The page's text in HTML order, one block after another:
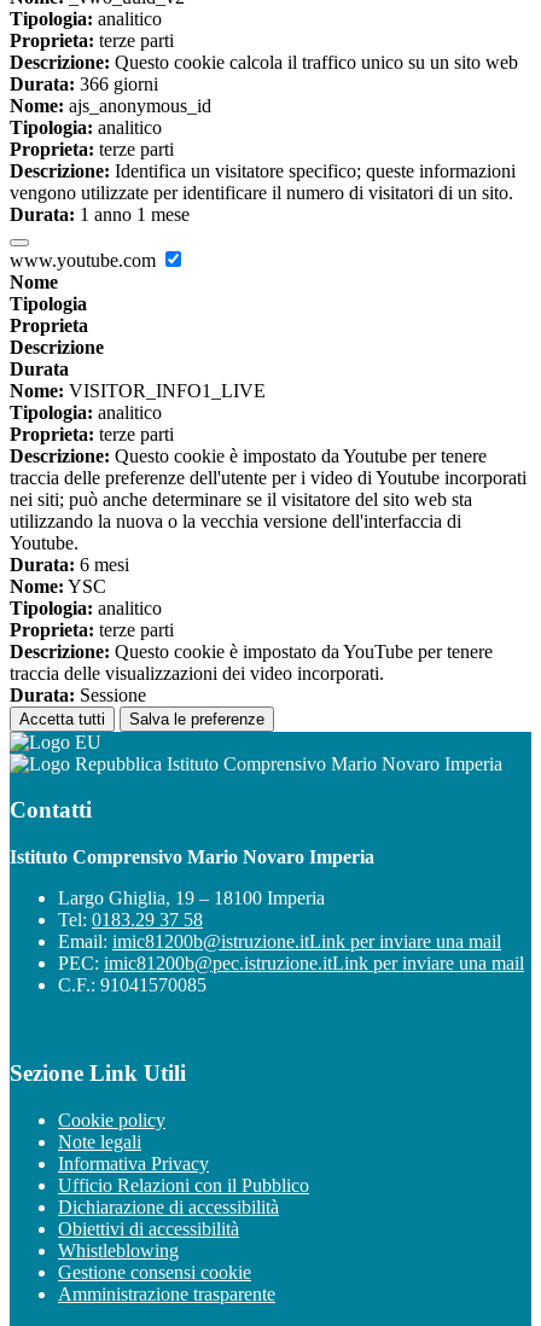
Tipologia: analitico
Proprieta: terze parti
Descrizione: Questo cookie calcola il traffico unico su un sito web
Durata: 366 giorni
Nome: ajs_anonymous_id
Tipologia: analitico
Proprieta: terze parti
Descrizione: Identifica un visitatore specifico; queste informazioni
vengono utilizzate per identificare il numero di visitatori di un sito.
Durata: 1 anno 1 mese
www.youtube.com
Nome
Tipologia
Proprieta
Descrizione
Durata
Nome: VISITOR_INFO1_LIVE
Tipologia: analitico
Proprieta: terze parti
Descrizione: Questo cookie è impostato da Youtube per tenere
traccia delle preferenze dell'utente per i video di Youtube incorporati
nei siti; può anche determinare se il visitatore del sito web sta
utilizzando la nuova o la vecchia versione dell'interfaccia di
Youtube.
Durata: 6 mesi
Nome: YSC
Tipologia: analitico
Proprieta: terze parti
Descrizione: Questo cookie è impostato da YouTube per tenere
traccia delle visualizzazioni dei video incorporati.
Durata: Sessione
Accetta tutti Salva le preferenze
Istituto Comprensivo Mario Novaro Imperia
Contatti
Istituto Comprensivo Mario Novaro Imperia
Largo Ghiglia, 19 – 18100 Imperia
Tel: 0183.29 37 58
Email: imic81200b@istruzione.itLink per inviare una mail
PEC: imic81200b@pec.istruzione.itLink per inviare una mail
C.F.: 91041570085
Sezione Link Utili
Cookie policy
Note legali
Informativa Privacy
Ufficio Relazioni con il Pubblico
Dichiarazione di accessibilità
Obiettivi di accessibilità
Whistleblowing
Gestione consensi cookie
Amministrazione trasparente